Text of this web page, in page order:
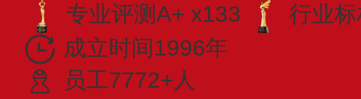
专业评测A+ x133
行业
成立时间1996年
员工7772+人